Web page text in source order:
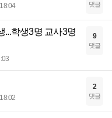
18:04 댓글
...학생3명 교사3명
9
댓글
18:02
2
댓글